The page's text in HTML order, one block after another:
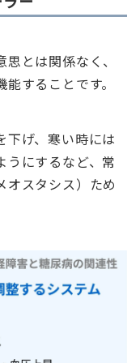
とは関係なく、
することです。
下げ、寒い時には
うにするなど、常
オスタシス）ため